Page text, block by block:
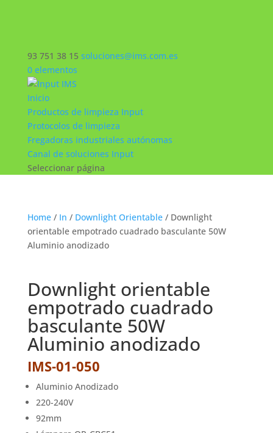
93 751 38 15 soluciones@ims.com.es
0 elementos
Inicio
Productos de limpieza Input
Protocolos de limpieza
Fregadoras industriales autónomas
Canal de soluciones Input
Seleccionar página
Home/ In / Downlight Orientable/ Downlight
orientable empotrado cuadrado basculante 50W
Aluminio anodizado
Downlight orientable
empotrado cuadrado
basculante 50W
Aluminio anodizado
IMS-01-050
Aluminio Anodizado
220-240V
92mm